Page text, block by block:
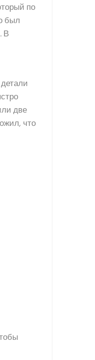
по
был
В
две
что